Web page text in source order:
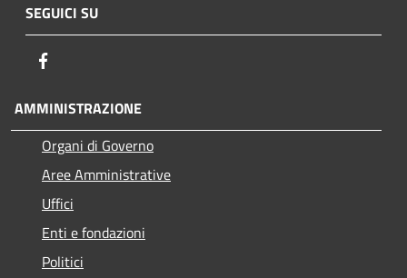
SEGUICI SU
AMMINISTRAZIONE
Organi di Governo
Aree Amministrative
Uffici
Enti e fondazioni
Politici